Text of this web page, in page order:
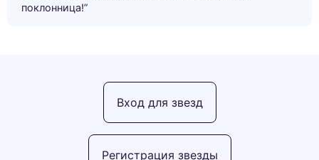
поклонница!”
Регистрация звезды
Вход для звезд